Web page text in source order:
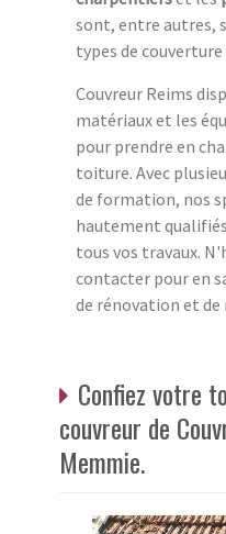
sont, entre autres,
types de
Couvreur Reims
matériaux et les
pour prendre en
toiture. Avec
de formation, nos
hautement
tous vos travaux.
contacter pour en
de rénovation et
Confiez votre
couvreur de
Memmie.